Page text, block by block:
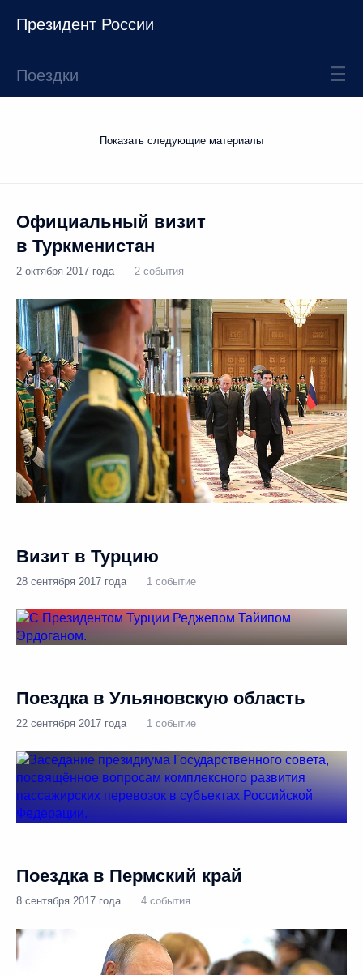
Президент России
Поездки
Показать следующие материалы
Официальный визит
в Туркменистан
2 октября 2017 года 2 события
Визит в Турцию
28 сентября 2017 года 1 событие
Поездка в Ульяновскую область
22 сентября 2017 года 1 событие
Поездка в Пермский край
8 сентября 2017 года 4 события